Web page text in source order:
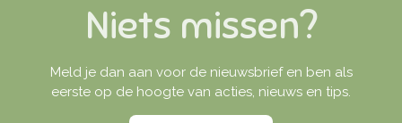
Niets missen?
Meld je dan aan voor de nieuwsbrief en ben als
eerste op de hoogte van acties, nieuws en tips.